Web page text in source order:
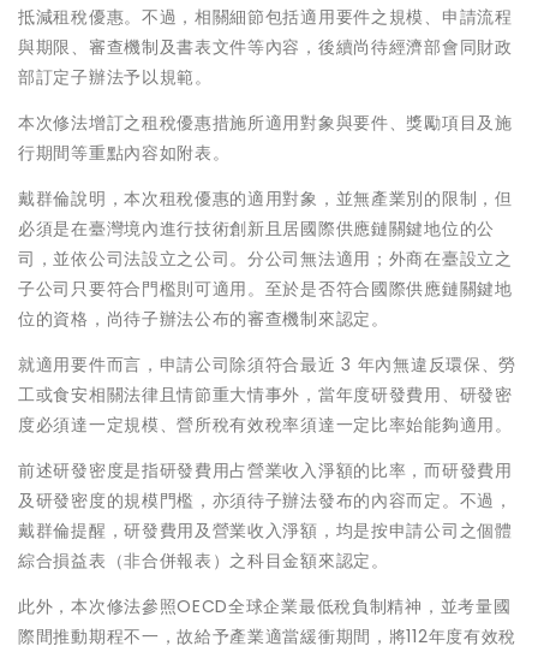
抵減租稅優惠。不過，相關細節包括適用要件之規模、申請流程
與期限、審查機制及書表文件等內容，後續尚待經濟部會同財政
部訂定子辦法予以規範。
本次修法增訂之租稅優惠措施所適用對象與要件、獎勵項目及施
行期間等重點內容如附表。
戴群倫說明，本次租稅優惠的適用對象，並無產業別的限制，但
必須是在臺灣境內進行技術創新且居國際供應鏈關鍵地位的公
司，並依公司法設立之公司。分公司無法適用；外商在臺設立之
子公司只要符合門檻則可適用。至於是否符合國際供應鏈關鍵地
位的資格，尚待子辦法公布的審查機制來認定。
就適用要件而言，申請公司除須符合最近 3 年內無違反環保、勞
工或食安相關法律且情節重大情事外，當年度研發費用、研發密
度必須達一定規模、營所稅有效稅率須達一定比率始能夠適用。
前述研發密度是指研發費用占營業收入淨額的比率，而研發費用
及研發密度的規模門檻，亦須待子辦法發布的內容而定。不過，
戴群倫提醒，研發費用及營業收入淨額，均是按申請公司之個體
綜合損益表（非合併報表）之科目金額來認定。
此外，本次修法參照OECD全球企業最低稅負制精神，並考量國
際間推動期程不一，故給予產業適當緩衝期間，將112年度有效稅